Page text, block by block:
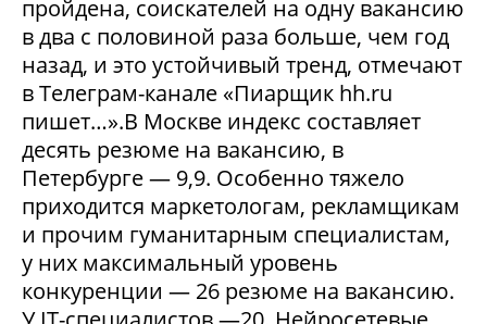
пройдена, соискателей на одну вакансию
в два с половиной раза больше, чем год
назад, и это устойчивый тренд, отмечают
в Телеграм-канале «Пиарщик hh.ru
пишет…».В Москве индекс составляет
десять резюме на вакансию, в
Петербурге — 9,9. Особенно тяжело
приходится маркетологам, рекламщикам
и прочим гуманитарным специалистам,
у них максимальный уровень
конкуренции — 26 резюме на вакансию.